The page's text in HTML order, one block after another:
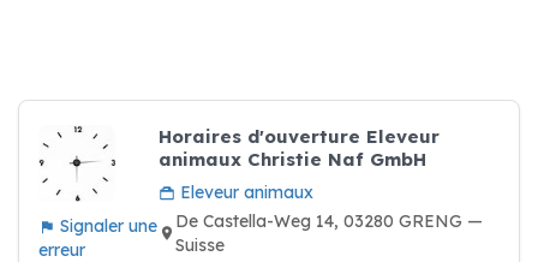
Signaler une
erreur
Horaires d'ouverture Eleveur
animaux Christie Naf GmbH
Eleveur animaux
De Castella-Weg 14, 03280 GRENG —
Suisse